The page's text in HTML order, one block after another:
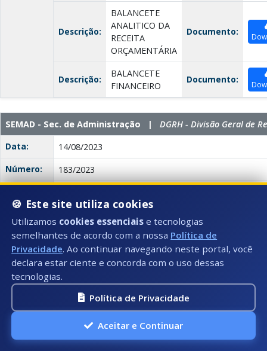
Descrição:
BALANCETE
ANALITICO DA
RECEITA
ORÇAMENTÁRIA
Documento:
Descrição:
BALANCETE
FINANCEIRO
Documento:
SEMAD - Sec. de Administração | DGRH - Divisão Geral de
Data:
14/08/2023
Número:
183/2023
DECRETO
Descrição:
Nomeia Antonio Matheus Magalhaes da Silva para
Comissionado de Chefe de Divisão de Fiscalização
Anexo(s):
Descrição:
0183/2023
Download
Balancetes Mensais
Data:
11/08/2023
🍪 Este site utiliza cookies
Utilizamos cookies essenciais e tecnologias
semelhantes de acordo com a nossa Política de
Privacidade. Ao continuar navegando neste portal, você
declara estar ciente e concorda com o uso dessas
tecnologias.
Política de Privacidade
Aceitar e Continuar